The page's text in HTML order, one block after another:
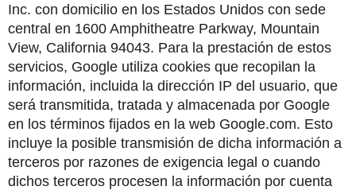
Inc. con domicilio en los Estados Unidos con sede
central en 1600 Amphitheatre Parkway, Mountain
View, California 94043. Para la prestación de estos
servicios, Google utiliza cookies que recopilan la
información, incluida la dirección IP del usuario, que
será transmitida, tratada y almacenada por Google
en los términos fijados en la web Google.com. Esto
incluye la posible transmisión de dicha información a
terceros por razones de exigencia legal o cuando
dichos terceros procesen la información por cuenta